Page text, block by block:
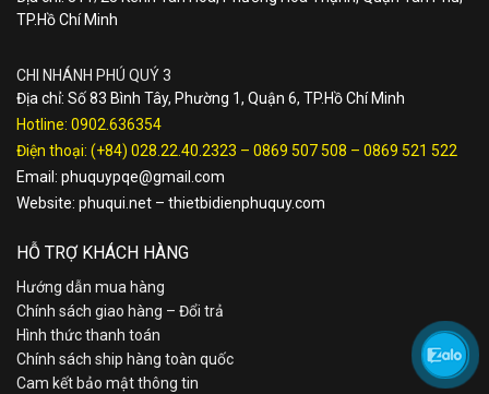
TP.Hồ Chí Minh
CHI NHÁNH PHÚ QUÝ 3
Địa chỉ: Số 83 Bình Tây, Phường 1, Quận 6, TP.Hồ Chí Minh
Hotline: 0902.636354
Điện thoại: (+84) 028.22.40.2323 – 0869 507 508 – 0869 521 522
Email: phuquypqe@gmail.com
Website: phuqui.net – thietbidienphuquy.com
HỖ TRỢ KHÁCH HÀNG
Hướng dẫn mua hàng
Chính sách giao hàng – Đổi trả
Hình thức thanh toán
Chính sách ship hàng toàn quốc
Cam kết bảo mật thông tin